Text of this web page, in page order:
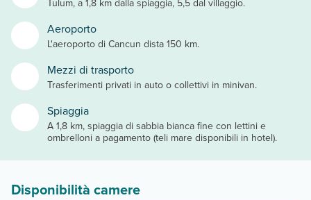
Aeroporto
L'aeroporto di Cancun dista 150 km.
Mezzi di trasporto
Trasferimenti privati in auto o collettivi in minivan.
Spiaggia
A 1,8 km, spiaggia di sabbia bianca fine con lettini e
ombrelloni a pagamento (teli mare disponibili in hotel).
Disponibilità camere